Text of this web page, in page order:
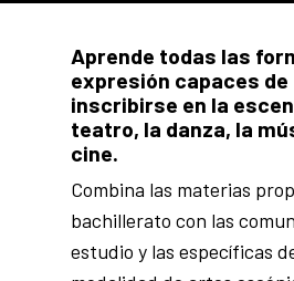
Aprende todas las
expresión capaces de
inscribirse en la
teatro, la danza, la
cine.
Combina las materias
bachillerato con las
estudio y las específicas